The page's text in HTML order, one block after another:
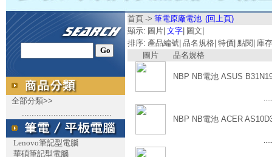
全部分類>>
.....................................
Lenovo筆記型電腦
華碩筆記型電腦
首頁 -> 筆電原廠電池 (回上頁)
顯示: 圖片 文字 圖文
排序: 產品編號 品名規格 特價 點閱 庫
圖片
品名規格
NBP NB電池 ASUS
NBP NB電池 ACER